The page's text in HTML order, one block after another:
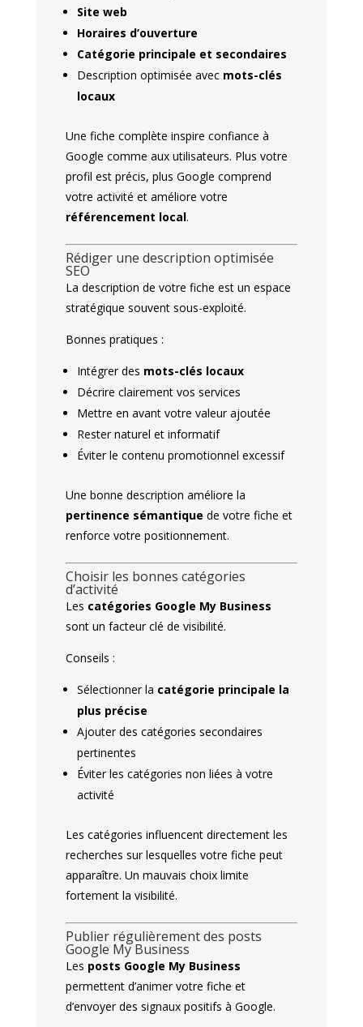
Site web
Horaires d’ouverture
Catégorie principale et secondaires
Description optimisée avec mots-clés
locaux
Une fiche complète inspire confiance à
Google comme aux utilisateurs. Plus votre
profil est précis, plus Google comprend
votre activité et améliore votre
référencement local.
Rédiger une description optimisée
SEO
La description de votre fiche est un espace
stratégique souvent sous-exploité.
Bonnes pratiques :
Intégrer des mots-clés locaux
Décrire clairement vos services
Mettre en avant votre valeur ajoutée
Rester naturel et informatif
Éviter le contenu promotionnel excessif
Une bonne description améliore la
pertinence sémantique de votre fiche et
renforce votre positionnement.
Choisir les bonnes catégories
d’activité
Les catégories Google My Business
sont un facteur clé de visibilité.
Conseils :
Sélectionner la catégorie principale la
plus précise
Ajouter des catégories secondaires
pertinentes
Éviter les catégories non liées à votre
activité
Les catégories influencent directement les
recherches sur lesquelles votre fiche peut
apparaître. Un mauvais choix limite
fortement la visibilité.
Publier régulièrement des posts
Google My Business
Les posts Google My Business
permettent d’animer votre fiche et
d’envoyer des signaux positifs à Google.